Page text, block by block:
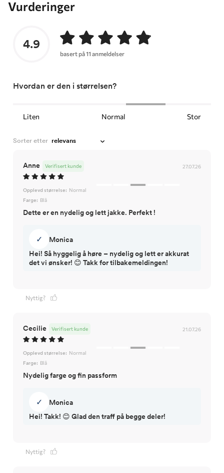
Vurderinger
4.9
basert på 11 anmeldelser
Hvordan er den i størrelsen?
Liten Normal Stor
Sorter etter
Anne 27.07.26
Verifisert kunde
Opplevd størrelse: Normal
Farge: Blå
✓
Monica
Hei! Så hyggelig å høre – nydelig og lett er akkurat
det vi ønsker! 😊 Takk for tilbakemeldingen!
Nyttig?
Cecilie 21.07.26
Verifisert kunde
Opplevd størrelse: Normal
Farge: Blå
Nydelig farge og fin passform
✓
Monica
Hei! Takk! 😊 Glad den traff på begge deler!
Nyttig?